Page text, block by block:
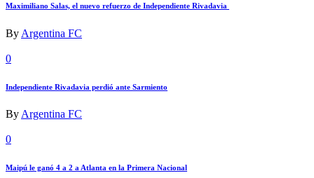
Maximiliano Salas, el nuevo refuerzo de Independiente Rivadavia
By Argentina FC
0
Independiente Rivadavia perdió ante Sarmiento
ByArgentina FC
0
Maipú le ganó 4 a 2 a Atlanta en la Primera Nacional